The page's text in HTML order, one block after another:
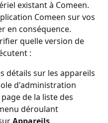
existant à Comeen.
Comeen sur vos
en conséquence.
quelle version de
:
détails sur les appareils
d'administration
de la liste des
déroulant